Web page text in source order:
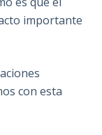
importante
con esta